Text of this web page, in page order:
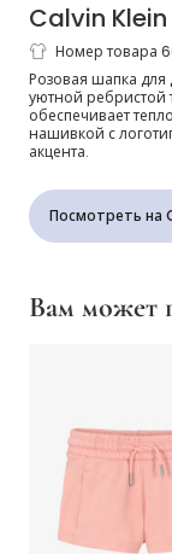
Calvin Klein
Шапка
Номер товара
Розовая шапка для
уютной ребристой
обеспечивает
нашивкой с
акцента.
Посмотреть на
Вам может